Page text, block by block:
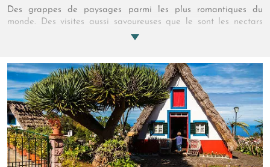
Des grappes de paysages parmi les plus romantiques du
monde. Des visites aussi savoureuses que le sont les nectars
locaux. Et la sélection de deux grands crus, approuvés par nos
Douro !